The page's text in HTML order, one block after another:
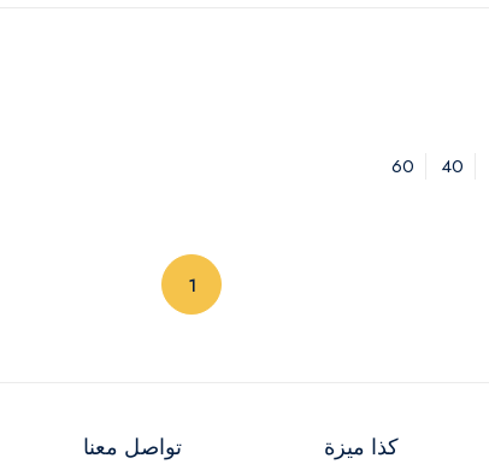
40
60
1
كذا ميزة تواصل معنا